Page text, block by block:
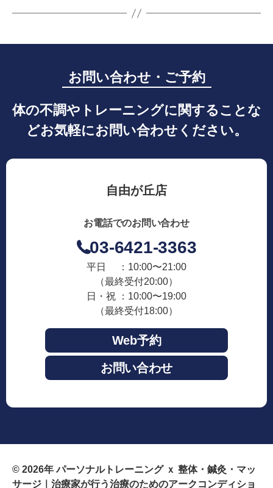
お問い合わせ・ご予約
体の不調やトレーニングに関することな
どお気軽にお問い合わせください。
自由が丘店
お電話でのお問い合わせ
03-6421-3363
平日 ：10:00〜21:00
（最終受付20:00）
日・祝 ：10:00〜19:00
（最終受付18:00）
Web予約
お問い合わせ
© 2026年パーソナルトレーニング ｘ 整体・鍼灸・マッ
サージ｜治療家が行う治療のためのアークコンディショ